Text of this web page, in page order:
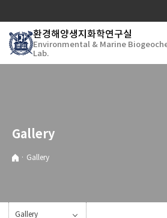
로
메
환경해양생지화학연구실
Environmental & Marine
Lab.
Gallery
· Gallery
Gallery